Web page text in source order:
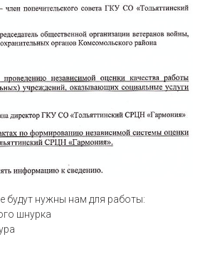
будут нужны нам для работы:
шнурка